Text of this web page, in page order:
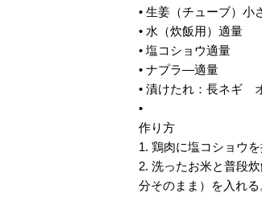
• 生姜（チューブ）小
• 水（炊飯用）適量
• 塩コショウ適量
• ナプラ―適量
• 漬けたれ：長ネギ
•
作り方
1. 鶏肉に塩コショウ
2. 洗ったお米と普段
分そのまま）を入れる